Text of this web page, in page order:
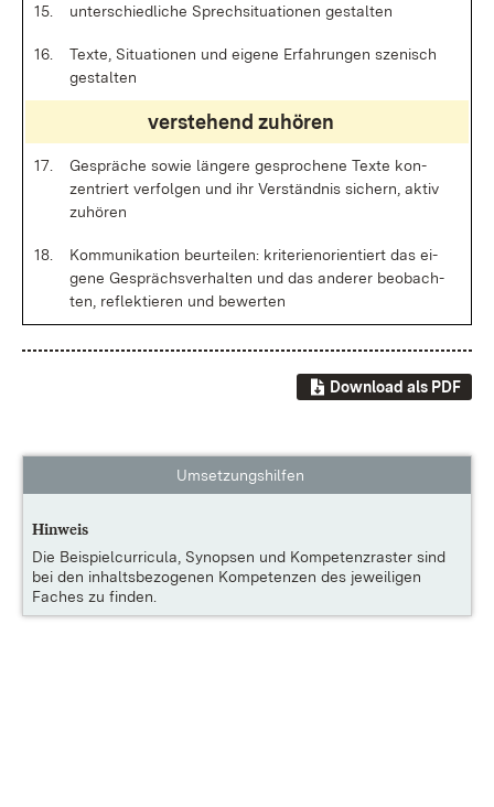
15. un­ter­schied­li­che Sprech­si­tua­tio­nen ge­stal­ten
16.
Tex­te, Si­tua­tio­nen und ei­ge­ne Er­fah­run­gen sze­nisch
ge­stal­ten
ver­ste­hend zu­hö­ren
17.
Ge­sprä­che so­wie län­ge­re ge­spro­che­ne Tex­te kon­
zen­triert ver­fol­gen und ihr Ver­ständ­nis si­chern, ak­tiv
zu­hö­ren
18.
Kom­mu­ni­ka­ti­on be­ur­tei­len: kri­te­ri­en­ori­en­tiert das ei­
ge­ne Ge­sprächs­ver­hal­ten und das an­de­rer be­ob­ach­
ten, re­flek­tie­ren und be­wer­ten
Download als PDF
Umsetzungshilfen
Hinweis
Die Beispielcurricula, Synopsen und Kompetenzraster sind
bei den inhaltsbezogenen Kompetenzen des jeweiligen
Faches zu finden.